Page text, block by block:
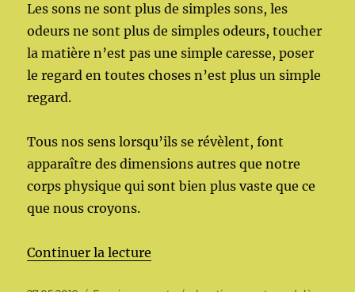
Les sons ne sont plus de simples sons, les
odeurs ne sont plus de simples odeurs, toucher
la matière n’est pas une simple caresse, poser
le regard en toutes choses n’est plus un simple
regard.
Tous nos sens lorsqu’ils se révèlent, font
apparaître des dimensions autres que notre
corps physique qui sont bien plus vaste que ce
que nous croyons.
Continuer la lecture